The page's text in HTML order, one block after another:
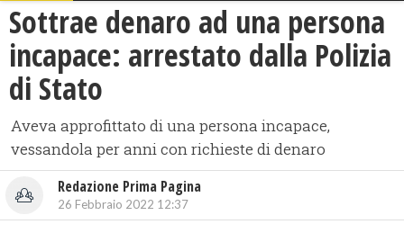
Sottrae denaro ad una persona
incapace: arrestato dalla Polizia
di Stato
Aveva approfittato di una persona incapace,
vessandola per anni con richieste di denaro
Redazione Prima Pagina
26 Febbraio 2022 12:37